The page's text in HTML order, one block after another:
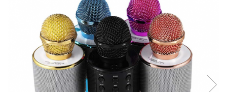
Casa, Gradina & Bricolaj
Accesorii usi
Bucatarie & Servire
Curatenie si intretinere
Decoratiuni
Gradinarit
Hobby-uri creative